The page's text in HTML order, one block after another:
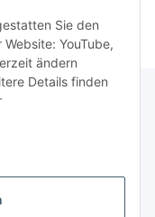
Sie den
YouTube,
ändern
Details finden